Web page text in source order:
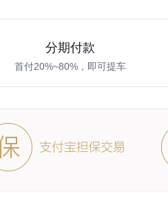
分期付款
首付20%~80%，即可提车